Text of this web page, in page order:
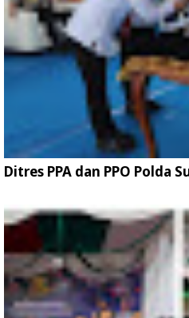
Ditres PPA dan PPO Polda